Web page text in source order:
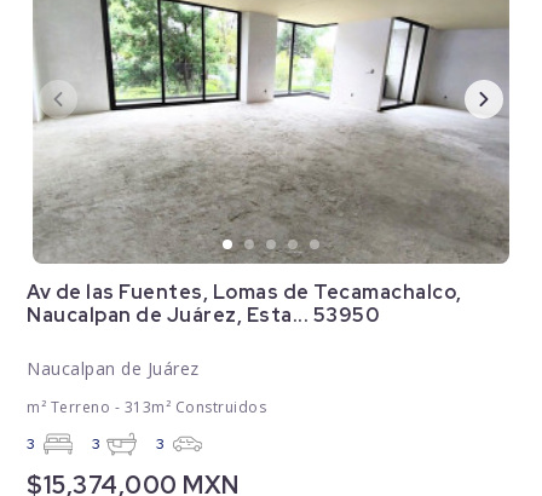
Av de las Fuentes, Lomas de Tecamachalco,
Naucalpan de Juárez, Esta... 53950
Naucalpan de Juárez
m² Terreno - 313m² Construidos
3 3 3
$15,374,000 MXN